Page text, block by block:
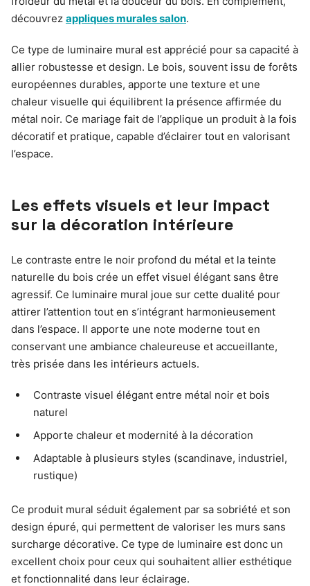
découvrez appliques murales salon.
Ce type de luminaire mural est apprécié pour sa capacité à
allier robustesse et design. Le bois, souvent issu de forêts
européennes durables, apporte une texture et une
chaleur visuelle qui équilibrent la présence affirmée du
métal noir. Ce mariage fait de l’applique un produit à la fois
décoratif et pratique, capable d’éclairer tout en valorisant
l’espace.
Les effets visuels et leur impact
sur la décoration intérieure
Le contraste entre le noir profond du métal et la teinte
naturelle du bois crée un effet visuel élégant sans être
agressif. Ce luminaire mural joue sur cette dualité pour
attirer l’attention tout en s’intégrant harmonieusement
dans l’espace. Il apporte une note moderne tout en
conservant une ambiance chaleureuse et accueillante,
très prisée dans les intérieurs actuels.
Contraste visuel élégant entre métal noir et bois
naturel
Apporte chaleur et modernité à la décoration
Adaptable à plusieurs styles (scandinave, industriel,
rustique)
Ce produit mural séduit également par sa sobriété et son
design épuré, qui permettent de valoriser les murs sans
surcharge décorative. Ce type de luminaire est donc un
excellent choix pour ceux qui souhaitent allier esthétique
et fonctionnalité dans leur éclairage.